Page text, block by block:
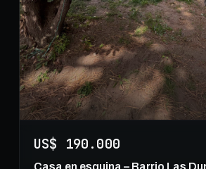
US$ 190.000
Casa en esquina – Barrio Las